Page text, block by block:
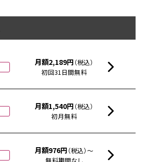
月額2,189円 （税込）
初回31日間無料
月額1,540円 （税込）
初月無料
月額976円 （税込）～